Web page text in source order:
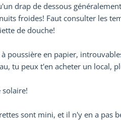
drap de dessous
froides! Faut consulter les
de douche!
à poussière en papier,
tu peux t'en acheter un local,
solaire!
sont mini, et il n'y en a pas